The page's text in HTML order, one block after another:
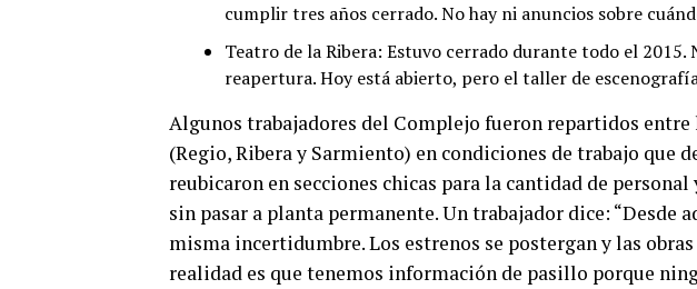
cumplir tres años cerrado. No hay ni anuncios sobre
Teatro de la Ribera: Estuvo cerrado durante todo el 2015.
reapertura. Hoy está abierto, pero el taller de
Algunos trabajadores del Complejo fueron repartidos
(Regio, Ribera y Sarmiento) en condiciones de trabajo que
reubicaron en secciones chicas para la cantidad de
sin pasar a planta permanente. Un trabajador dice: “Desde
misma incertidumbre. Los estrenos se postergan y las
realidad es que tenemos información de pasillo porque